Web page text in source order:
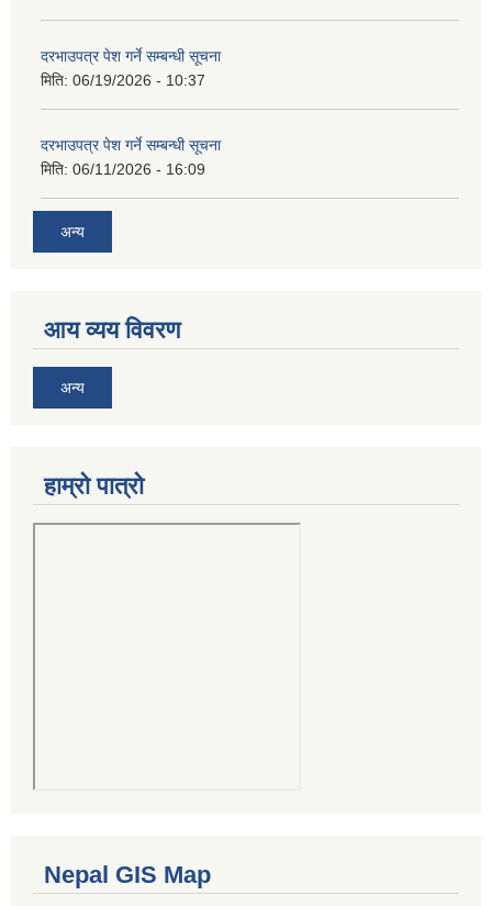
दरभाउपत्र पेश गर्ने सम्बन्धी सूचना
मिति: 06/19/2026 - 10:37
दरभाउपत्र पेश गर्ने सम्बन्धी सूचना
मिति: 06/11/2026 - 16:09
अन्य
आय व्यय विवरण
अन्य
हाम्रो पात्रो
Nepal GIS Map